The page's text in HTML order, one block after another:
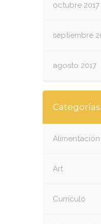
octubre 2017
septiembre
agosto 2017
Categorías
Alimentación
Art
Currículo